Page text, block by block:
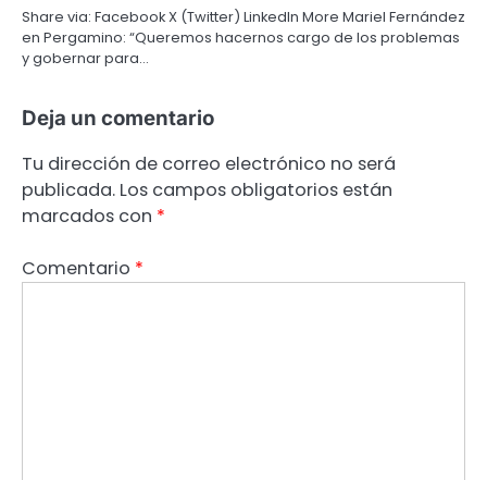
Share via: Facebook X (Twitter) LinkedIn More Mariel Fernández
en Pergamino: “Queremos hacernos cargo de los problemas
y gobernar para…
Deja un comentario
Tu dirección de correo electrónico no será
publicada. Los campos obligatorios están
marcados con *
Comentario *